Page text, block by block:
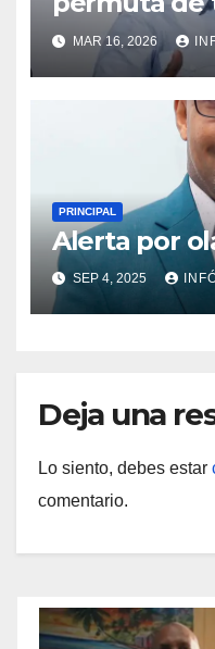
garantiza
propiedad a
región Sur
MAR 16, 2026
PRINCIPAL
Alerta por
SEP 4, 2025
Deja una
Lo siento, debes estar
comentario.